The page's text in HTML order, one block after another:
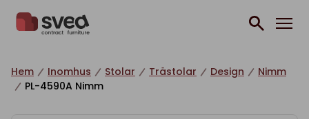
Hem Inomhus Stolar Trästolar Design
Nimm
PL-4590A Nimm